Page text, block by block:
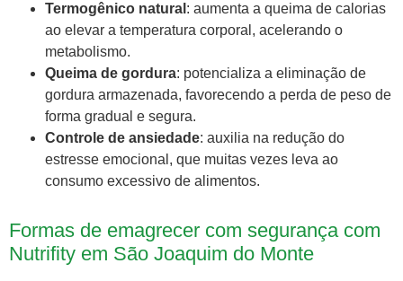
Termogênico natural : aumenta a queima de calorias
ao elevar a temperatura corporal, acelerando o
metabolismo.
Queima de gordura: potencializa a eliminação de
gordura armazenada, favorecendo a perda de peso de
forma gradual e segura.
Controle de ansiedade: auxilia na redução do
estresse emocional, que muitas vezes leva ao
consumo excessivo de alimentos.
Formas de emagrecer com segurança com
Nutrifity em São Joaquim do Monte